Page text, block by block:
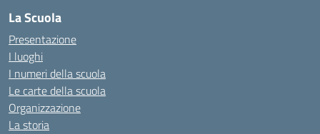
La Scuola
Presentazione
I luoghi
I numeri della scuola
Le carte della scuola
Organizzazione
La storia